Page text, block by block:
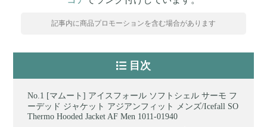
記事内に商品プロモーションを含む場合があります
目次
[マムート] アイスフォール ソフトシェル サーモ フ
ーデッド ジャケット アジアンフィット メンズ/Icefall SO
Thermo Hooded Jacket AF Men 1011-01940